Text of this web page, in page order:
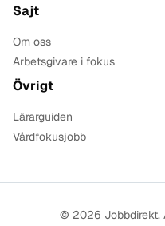
Sajt
Om oss
Arbetsgivare i fokus
Övrigt
Lärarguiden
Vårdfokusjobb
© 2026 Jobbdirekt.